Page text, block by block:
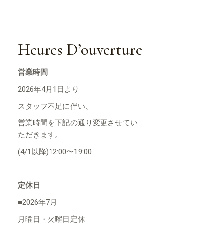
Heures D’ouverture
営業時間
2026年4月1日より
スタッフ不足に伴い、
営業時間を下記の通り変更させてい
ただきます。
(4/1以降)12:00〜19:00
定休日
■2026年7月
月曜日・火曜日定休